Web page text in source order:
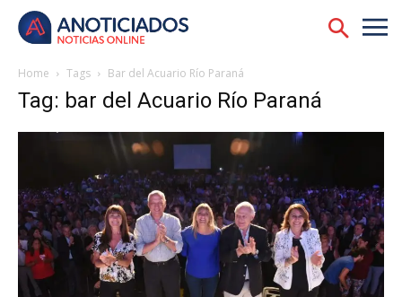
Home Tags Bar del Acuario Río Paraná
Tag: bar del Acuario Río Paraná